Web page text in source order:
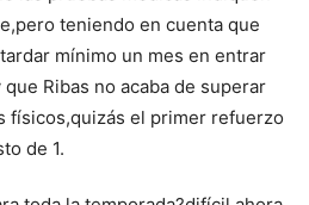
teniendo en cuenta que
mínimo un mes en entrar
Ribas no acaba de superar
físicos,quizás el primer refuerzo
de 1.